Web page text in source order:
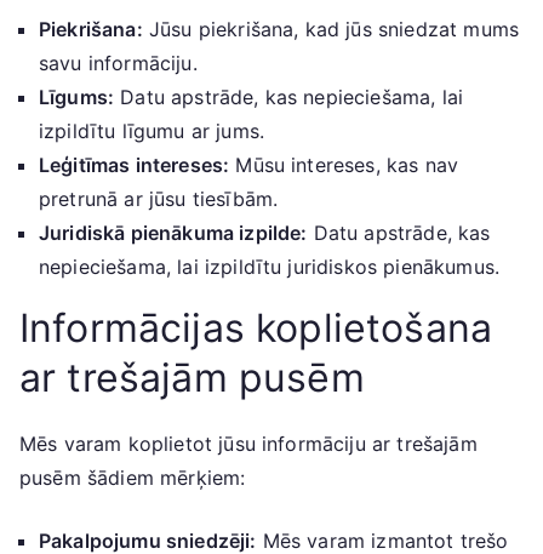
Piekrišana: Jūsu piekrišana, kad jūs sniedzat mums
savu informāciju.
Līgums: Datu apstrāde, kas nepieciešama, lai
izpildītu līgumu ar jums.
Leģitīmas intereses: Mūsu intereses, kas nav
pretrunā ar jūsu tiesībām.
Juridiskā pienākuma izpilde: Datu apstrāde, kas
nepieciešama, lai izpildītu juridiskos pienākumus.
Informācijas koplietošana
ar trešajām pusēm
Mēs varam koplietot jūsu informāciju ar trešajām
pusēm šādiem mērķiem:
Pakalpojumu sniedzēji: Mēs varam izmantot trešo